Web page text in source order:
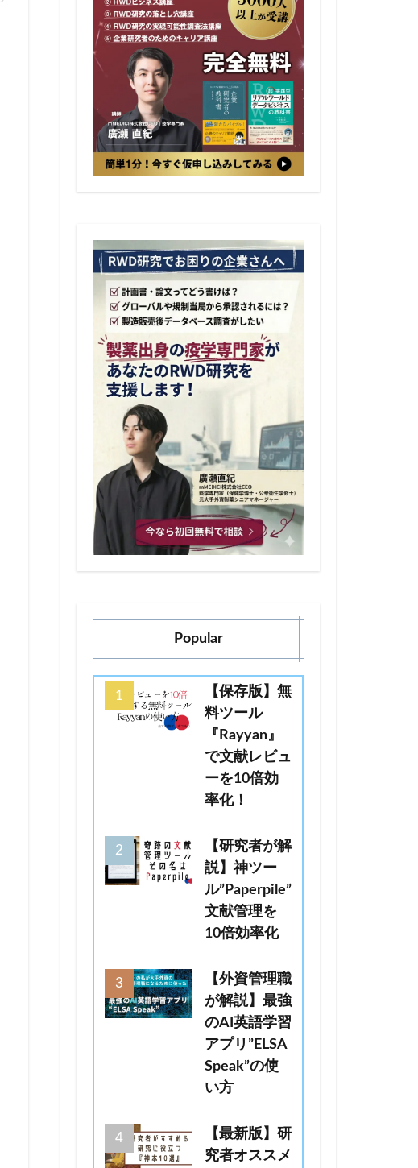
Popular
【保存版】無
料ツール
『Rayyan』
で文献レビュ
ーを10倍効
率化！
【研究者が解
説】神ツー
ル”Paperpile”
文献管理を
10倍効率化
【外資管理職
が解説】最強
のAI英語学習
アプリ”ELSA
Speak”の使
い方
【最新版】研
究者オススメ